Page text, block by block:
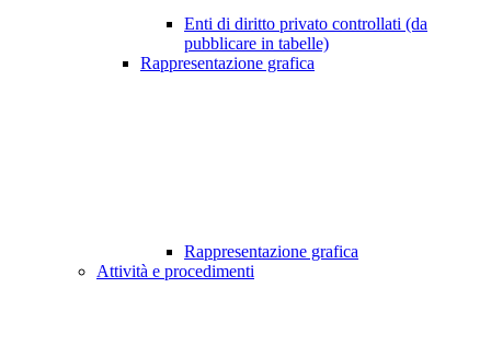
Enti di diritto privato controllati (da
pubblicare in tabelle)
Rappresentazione grafica
Rappresentazione grafica
Attività e procedimenti